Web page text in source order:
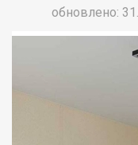
обновлено: